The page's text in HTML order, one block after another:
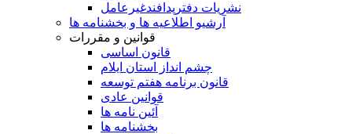
نشريات دفترپدافندغيرعامل
آرشیو اطلاعیه ها و بخشنامه ها
قوانین و مقررات
قانون اساسی
چشم انداز استان ایلام
قانون برنامه هفتم توسعه
قوانین عادی
آئین نامه ها
بخشنامه ها